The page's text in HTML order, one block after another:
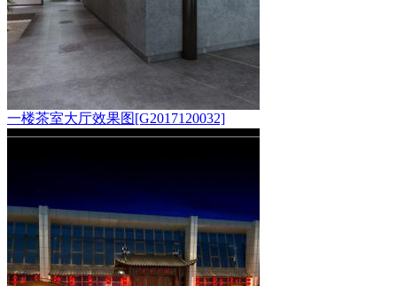
一楼茶室大厅效果图[G2017120032]